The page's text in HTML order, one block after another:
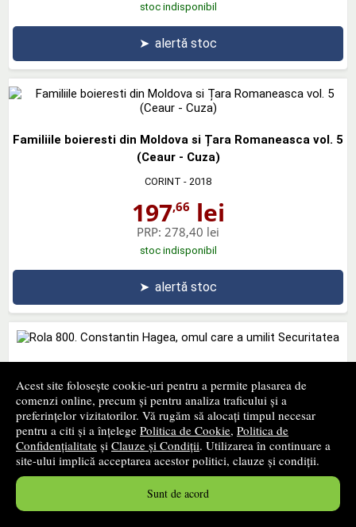
Acest site folosește cookie-uri pentru a permite plasarea de
comenzi online, precum și pentru analiza traficului și a
preferințelor vizitatorilor. Vă rugăm să alocați timpul necesar
pentru a citi și a înțelege Politica de Cookie, Politica de
Confidențialitate și Clauze și Condiții. Utilizarea în continuare a
site-ului implică acceptarea acestor politici, clauze și condiții.
Sunt de acord
stoc indisponibil
➤ alertă stoc
Familiile boieresti din Moldova si Țara Romaneasca vol. 5
(Ceaur - Cuza)
CORINT - 2018
197,66 lei
PRP: 278,40 lei
stoc indisponibil
➤ alertă stoc
Securitatea
CORINT- 2018
34,93lei
PRP:49,20 lei